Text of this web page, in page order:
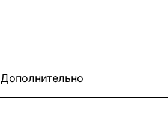
Дополнительно